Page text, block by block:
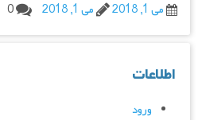
می 1, 2018
می 1, 2018 0
اطلاعات
ورود